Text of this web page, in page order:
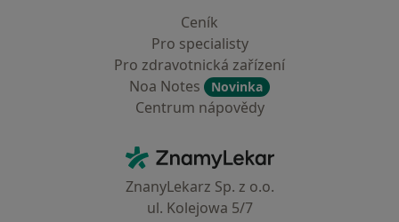
Ceník
Pro specialisty
Pro zdravotnická zařízení
Noa Notes
Novinka
Centrum nápovědy
ZnamyLekar - Hlavní stránka
ZnanyLekarz Sp. z o.o.
ul. Kolejowa 5/7